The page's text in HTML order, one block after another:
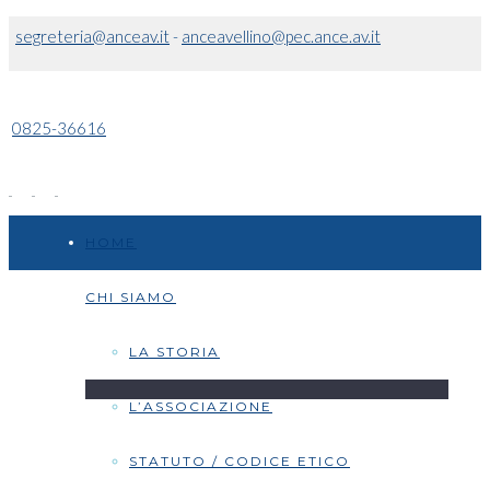
segreteria@anceav.it- anceavellino@pec.ance.av.it
0825-36616
CHI SIAMO
LA STORIA
L’ASSOCIAZIONE
STATUTO / CODICE ETICO